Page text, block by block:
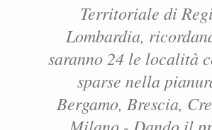
Territoriale di
Lombardia,
saranno 24 le località
sparse nella
Bergamo, Brescia,